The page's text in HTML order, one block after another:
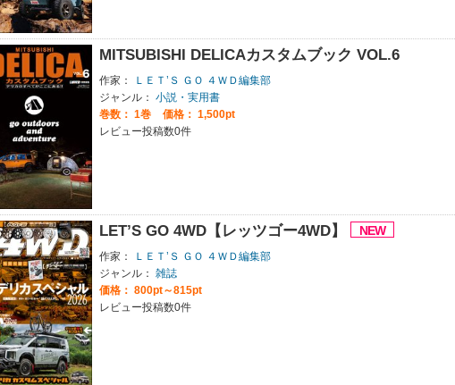
MITSUBISHI DELICAカスタムブック VOL.6
作家：
ＬＥＴ’Ｓ ＧＯ ４ＷＤ編集部
ジャンル： 小説・実用書
巻数： 1巻
価格： 1,500pt
レビュー投稿数0件
LET’S GO 4WD【レッツゴー4WD】
作家：
ＬＥＴ’Ｓ ＧＯ ４ＷＤ編集部
ジャンル： 雑誌
価格： 800pt～815pt
レビュー投稿数0件